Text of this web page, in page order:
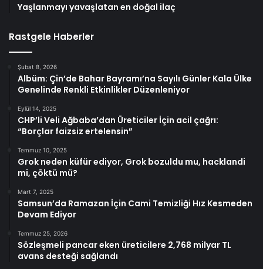
Yaşlanmayı yavaşlatan en doğal ilaç
Rastgele Haberler
Şubat 8, 2026
Albüm: Çin’de Bahar Bayramı’na Sayılı Günler Kala Ülke
Genelinde Renkli Etkinlikler Düzenleniyor
Eylül 14, 2025
CHP’li Veli Ağbaba’dan Üreticiler İçin acil çağrı:
“Borçlar faizsiz ertelensin”
Temmuz 10, 2025
Grok neden küfür ediyor, Grok bozuldu mu, hacklandi
mi, çöktü mü?
Mart 7, 2025
Samsun’da Ramazan İçin Cami Temizliği Hız Kesmeden
Devam Ediyor
Temmuz 25, 2026
Sözleşmeli pancar eken üreticilere 2,768 milyar TL
avans desteği sağlandı